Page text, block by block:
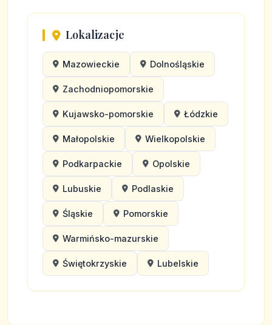
Lokalizacje
Mazowieckie Dolnośląskie
Zachodniopomorskie
Kujawsko-pomorskie Łódzkie
Małopolskie Wielkopolskie
Podkarpackie Opolskie
Lubuskie Podlaskie
Śląskie Pomorskie
Warmińsko-mazurskie
Świętokrzyskie Lubelskie